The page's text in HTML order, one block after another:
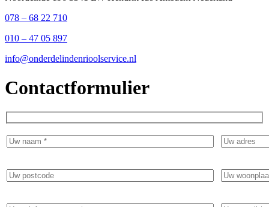
078 – 68 22 710
010 – 47 05 897
info@onderdelindenrioolservice.nl
Contactformulier